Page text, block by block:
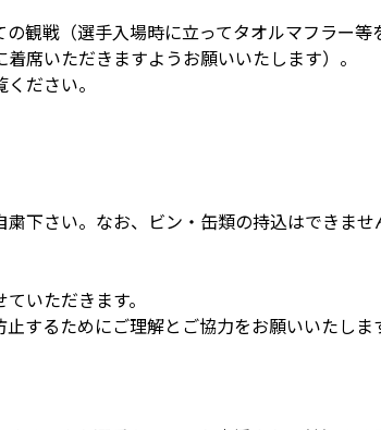
観戦（選手入場時に立ってタオルマフラー
席いただきますようお願いいたします）。
ださい。
下さい。なお、ビン・缶類の持込はできま
いただきます。
するためにご理解とご協力をお願いいたしま